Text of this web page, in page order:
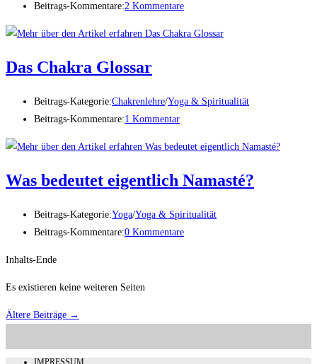
Beitrags-Kommentare:2 Kommentare
Das Chakra Glossar
Beitrags-Kategorie:Chakrenlehre/Yoga & Spiritualität
Beitrags-Kommentare:1 Kommentar
Was bedeutet eigentlich Namasté?
Beitrags-Kategorie:Yoga/Yoga & Spiritualität
Beitrags-Kommentare:0 Kommentare
Inhalts-Ende
Es existieren keine weiteren Seiten
Ältere Beiträge →